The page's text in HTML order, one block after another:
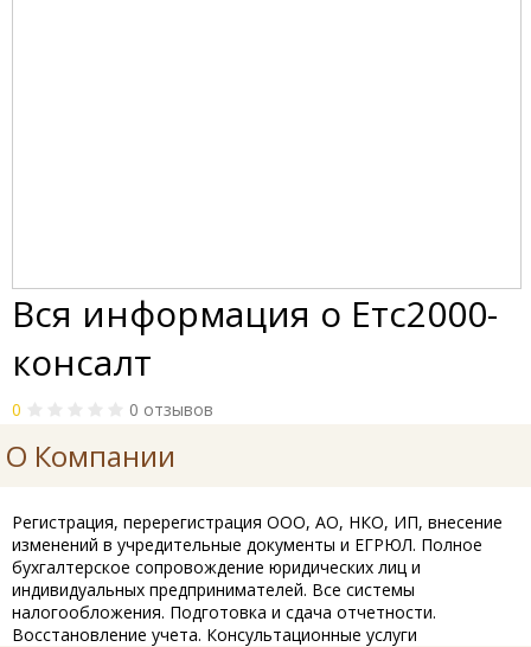
Вся информация о Етс2000-
консалт
0 0 отзывов
О Компании
Регистрация, перерегистрация ООО, АО, НКО, ИП, внесение
изменений в учредительные документы и ЕГРЮЛ. Полное
бухгалтерское сопровождение юридических лиц и
индивидуальных предпринимателей. Все системы
налогообложения. Подготовка и сдача отчетности.
Восстановление учета. Консультационные услуги